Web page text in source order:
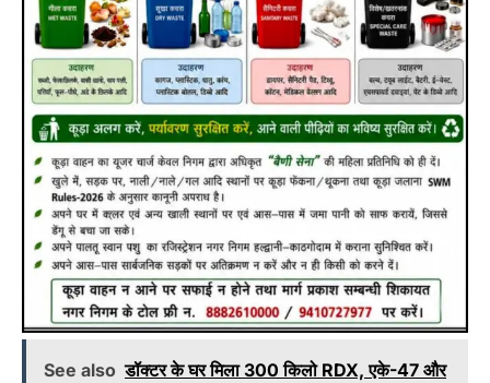
See also डॉक्टर के घर मिला 300 किलो RDX, एके-47 और